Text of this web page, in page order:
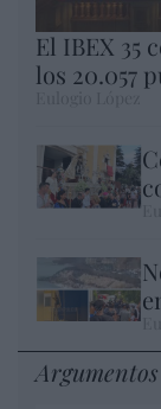
El IBEX 35
los 20.057
Argumentos